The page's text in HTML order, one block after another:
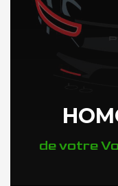
de votre